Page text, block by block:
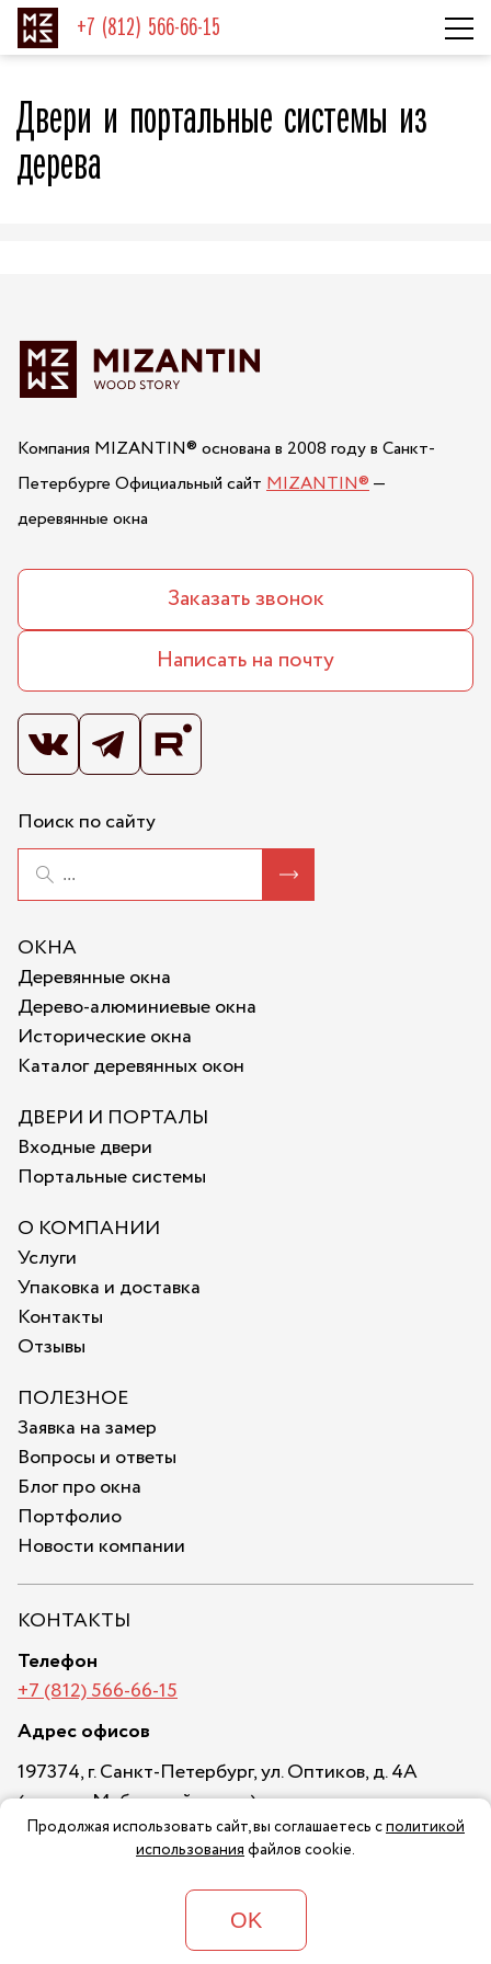
+7 (812) 566-66-15
Двери и портальные системы из
дерева
Компания MIZANTIN® основана в 2008 году в Санкт-
Петербурге Официальный сайт MIZANTIN®—
деревянные окна
Заказать звонок
Написать на почту
Поиск по сайту
ОКНА
Деревянные окна
Дерево-алюминиевые окна
Исторические окна
Каталог деревянных окон
ДВЕРИ И ПОРТАЛЫ
Входные двери
Портальные системы
О КОМПАНИИ
Услуги
Упаковка и доставка
Контакты
Отзывы
ПОЛЕЗНОЕ
Заявка на замер
Вопросы и ответы
Блог про окна
Портфолио
Новости компании
КОНТАКТЫ
Телефон
+7 (812) 566-66-15
Адрес офисов
197374, г. Санкт-Петербург, ул. Оптиков, д. 4А
(въезд с Мебельной улицы)
Пн-Сб:10 00-19 00
Продолжая использовать сайт, вы соглашаетесь сполитикой
использованияфайлов cookie.
OK